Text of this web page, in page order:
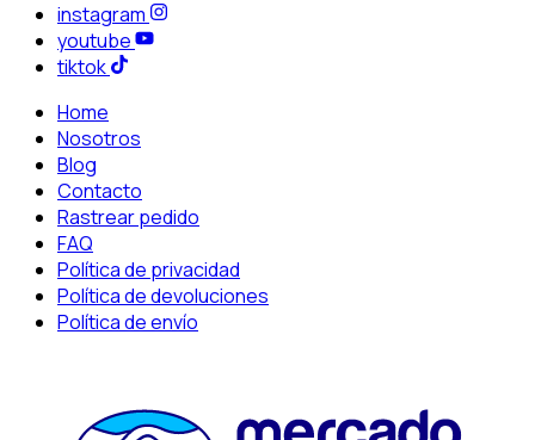
instagram
youtube
tiktok
Home
Nosotros
Blog
Contacto
Rastrear pedido
FAQ
Política de privacidad
Política de devoluciones
Política de envío